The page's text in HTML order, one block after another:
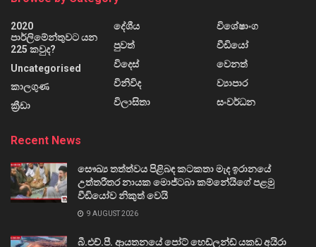
2020
පාර්ලිමේන්තුවට යන
225 කවුද?
Uncategorised
කාලගුණ
ක්‍රීඩා
දේශීය
පුවත්
විදෙස්
විනිවිද
විලාසිතා
විශේෂාංග
වීඩියෝ
වෙනත්
ව්‍යාපාර
සංවර්ධන
Recent News
සෞඛ්‍ය තත්ත්වය පිළිබඳ කටකතා මැද ඉරානයේ
උත්තරීතර නායක මොජ්ටබා කම්නේයිගේ පළමු
වීඩියෝව නිකුත් වෙයි
9 AUGUST 2026
බී.එච්.පී. ආයතනයේ පෝට් හෙඩ්ලන්ඩ් යකඩ අයිරා